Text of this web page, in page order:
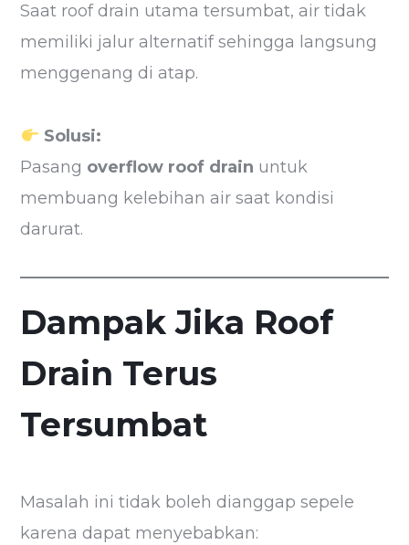
Saat roof drain utama tersumbat, air tidak
memiliki jalur alternatif sehingga langsung
menggenang di atap.
Solusi:
Pasang overflow roof drain untuk
membuang kelebihan air saat kondisi
darurat.
Dampak Jika Roof
Drain Terus
Tersumbat
Masalah ini tidak boleh dianggap sepele
karena dapat menyebabkan: